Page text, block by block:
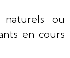
ou
en cours